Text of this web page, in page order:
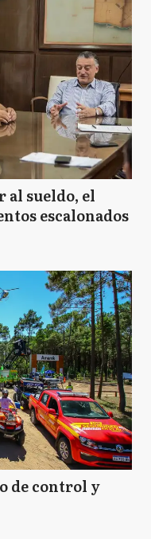
al sueldo, el
escalonados
de control y